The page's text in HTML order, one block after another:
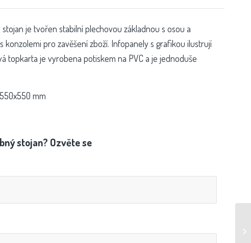
je tvořen stabilní plechovou základnou s osou a
konzolemi pro zavěšení zboží. Infopanely s grafikou ilustrují
topkarta je vyrobena potiskem na PVC a je jednoduše
mm
stojan? Ozvěte se